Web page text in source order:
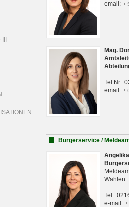
email:
Mag.
Tel.Nr.:
email:
Bürgerservice /
Wahlen
Tel.:
e-mail: